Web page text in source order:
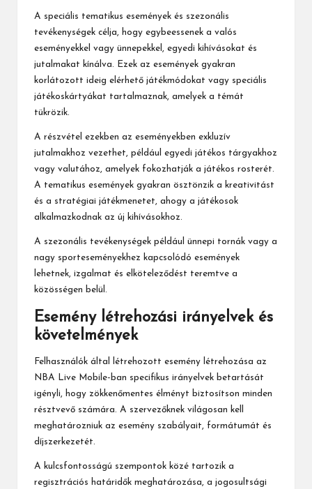
A speciális tematikus események és szezonális
tevékenységek célja, hogy egybeessenek a valós
eseményekkel vagy ünnepekkel, egyedi kihívásokat és
jutalmakat kínálva. Ezek az események gyakran
korlátozott ideig elérhető játékmódokat vagy speciális
játékoskártyákat tartalmaznak, amelyek a témát
tükrözik.
A részvétel ezekben az eseményekben exkluzív
jutalmakhoz vezethet, például egyedi játékos tárgyakhoz
vagy valutához, amelyek fokozhatják a játékos rosterét.
A tematikus események gyakran ösztönzik a kreativitást
és a stratégiai játékmenetet, ahogy a játékosok
alkalmazkodnak az új kihívásokhoz.
A szezonális tevékenységek például ünnepi tornák vagy a
nagy sporteseményekhez kapcsolódó események
lehetnek, izgalmat és elköteleződést teremtve a
közösségen belül.
Esemény létrehozási irányelvek és
követelmények
Felhasználók által létrehozott esemény létrehozása az
NBA Live Mobile-ban specifikus irányelvek betartását
igényli, hogy zökkenőmentes élményt biztosítson minden
résztvevő számára. A szervezőknek világosan kell
meghatározniuk az esemény szabályait, formátumát és
díjszerkezetét.
A kulcsfontosságú szempontok közé tartozik a
regisztrációs határidők meghatározása, a jogosultsági